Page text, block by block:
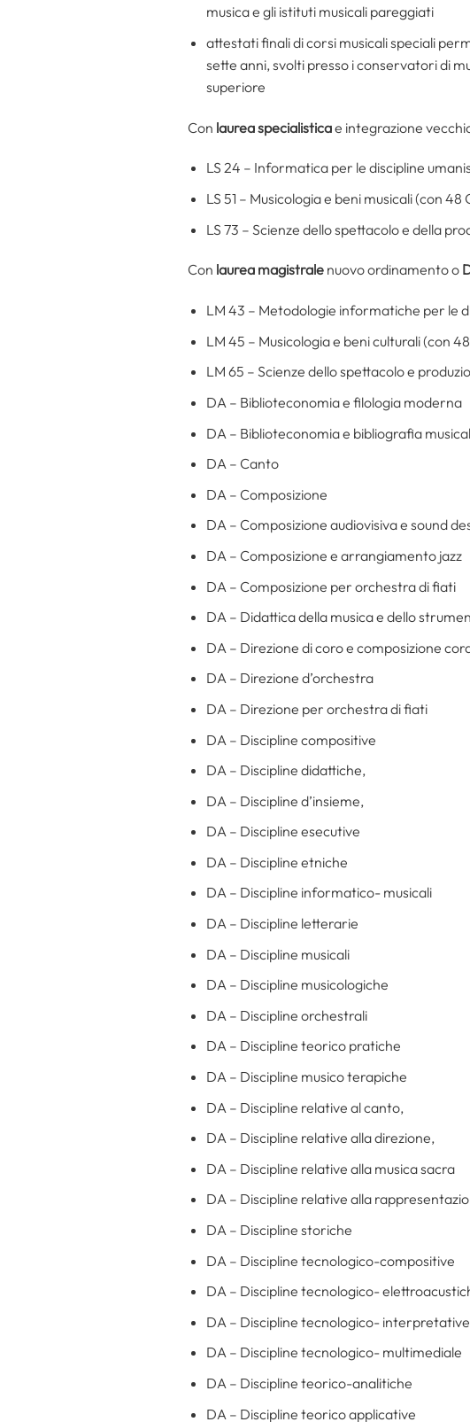
musica e gli istituti musicali pareggiati
attestati finali di corsi musicali speciali
sette anni, svolti presso i conservatori di
superiore
Con laurea specialisticae integrazione
LS 24 – Informatica per le discipline
LS 51 – Musicologia e beni musicali (con 48
LS 73 – Scienze dello spettacolo e della
Con laurea magistrale nuovo ordinamento o
LM 43 – Metodologie informatiche per le
LM 45 – Musicologia e beni culturali (con
LM 65 – Scienze dello spettacolo e
DA – Biblioteconomia e filologia moderna
DA – Biblioteconomia e bibliografia
DA – Canto
DA – Composizione
DA – Composizione audiovisiva e sound
DA – Composizione e arrangiamento jazz
DA – Composizione per orchestra di fiati
DA – Didattica della musica e dello
DA – Direzione di coro e composizione
DA – Direzione d’orchestra
DA – Direzione per orchestra di fiati
DA – Discipline compositive
DA – Discipline didattiche,
DA – Discipline d’insieme,
DA – Discipline esecutive
DA – Discipline etniche
DA – Discipline informatico- musicali
DA – Discipline letterarie
DA – Discipline musicali
DA – Discipline musicologiche
DA – Discipline orchestrali
DA – Discipline teorico pratiche
DA – Discipline musico terapiche
DA – Discipline relative al canto,
DA – Discipline relative alla direzione,
DA – Discipline relative alla musica sacra
DA – Discipline relative alla
DA – Discipline storiche
DA – Discipline tecnologico-compositive
DA – Discipline tecnologico-
DA – Discipline tecnologico- interpretative
DA – Discipline tecnologico- multimediale
DA – Discipline teorico-analitiche
DA – Discipline teorico applicative